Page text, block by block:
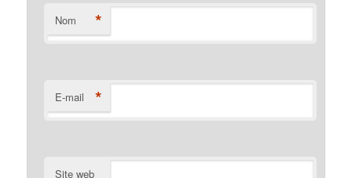
Nom *
E-mail *
Site web